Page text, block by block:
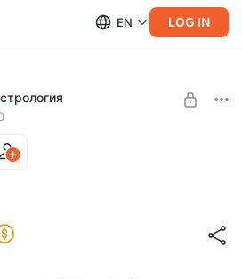
EN LOG IN
античных авторов
о третьем доме гороскопа
Level required: